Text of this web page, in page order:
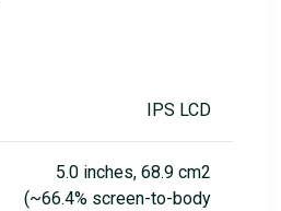
IPS LCD
5.0 inches, 68.9 cm2
(~66.4% screen-to-body